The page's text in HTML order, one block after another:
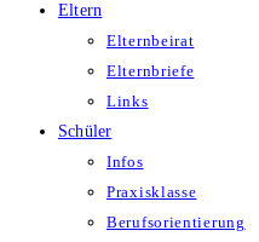
Eltern
Elternbeirat
Elternbriefe
Links
Schüler
Infos
Praxisklasse
Berufsorientierung